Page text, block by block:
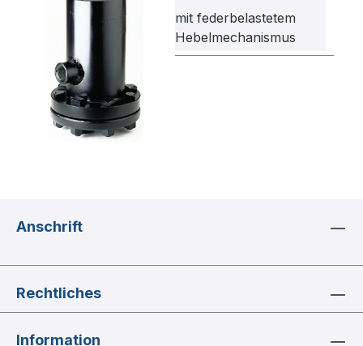
mit federbelastetem
Hebelmechanismus
Anschrift
Rechtliches
Information